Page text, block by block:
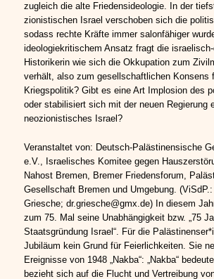
zugleich die alte Friedensideologie. In der
zionistischen Israel verschoben sich die
sodass rechte Kräfte immer salonfähiger
ideologiekritischem Ansatz fragt die
Historikerin wie sich die Okkupation zum
verhält, also zum gesellschaftlichen Konsens
Kriegspolitik? Gibt es eine Art Implosion des
oder stabilisiert sich mit der neuen Regierung
neozionistisches Israel?
Veranstaltet von: Deutsch-Palästinensische
e.V., Israelisches Komitee gegen
Nahost Bremen, Bremer Friedensforum,
Gesellschaft Bremen und Umgebung.
Griesche; dr.griesche@gmx.de) In diesem
zum 75. Mal seine Unabhängigkeit bzw. „75
Staatsgründung Israel“. Für die
Jubiläum kein Grund für Feierlichkeiten. Sie
Ereignisse von 1948 „Nakba“: „Nakba“
bezieht sich auf die Flucht und Vertreibung